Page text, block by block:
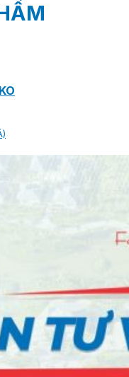
AHI